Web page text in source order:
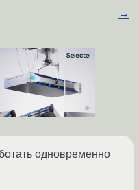
→
одновременно